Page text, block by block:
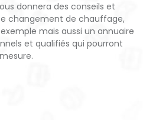
donnera des conseils et
changement de chauffage,
mais aussi un annuaire
et qualifiés qui pourront